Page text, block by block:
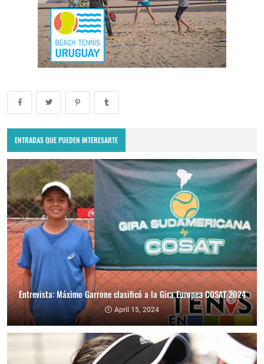
ENTRADAS QUE PUEDEN INTERESARTE
Entrevista: Máximo Garrone clasificó a la Gira Europea COSAT 2024
April 15, 2024